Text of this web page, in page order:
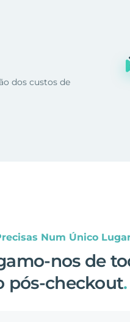
dos custos de
Num Único
nos de
pós-checkout.